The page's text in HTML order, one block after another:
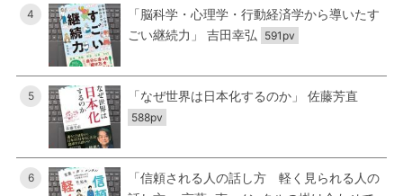
4
「脳科学・心理学・行動経済学から導いたす
ごい継続力」 吉田幸弘
591pv
5 「なぜ世界は日本化するのか」 佐藤芳直
588pv
6
「信頼される人の話し方 軽く見られる人の